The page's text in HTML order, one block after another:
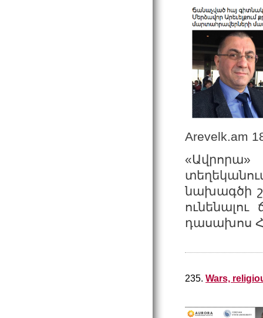
Arevelk.am
նախագծի
դասախոս
235. Wars,